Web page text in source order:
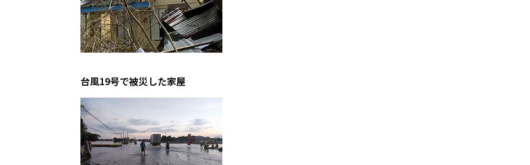
台風19号で被災した家屋